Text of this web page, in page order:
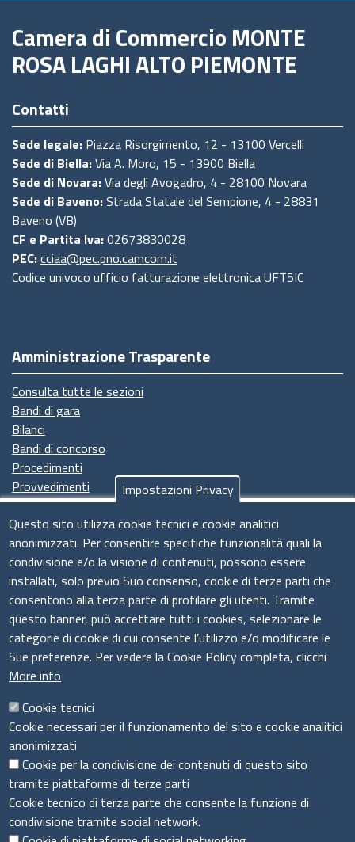
Camera di Commercio MONTE
ROSA LAGHI ALTO PIEMONTE
Contatti
Sede legale: Piazza Risorgimento, 12 - 13100 Vercelli
Sede di Biella:Via A. Moro, 15 - 13900 Biella
Sede di Novara:Via degli Avogadro, 4 - 28100 Novara
Sede di Baveno:Strada Statale del Sempione, 4 - 28831
Baveno (VB)
CF e Partita Iva:02673830028
PEC:cciaa@pec.pno.camcom.it
Codice univoco ufficio fatturazione elettronica UFT5IC
Amministrazione Trasparente
Consulta tutte le sezioni
Bandi di gara
Bilanci
Bandi di concorso
Procedimenti
Provvedimenti
Seguici su
Il sistema camerale
Impostazioni Privacy
Questo sito utilizza cookie tecnici e cookie analitici
anonimizzati. Per consentire specifiche funzionalità quali la
condivisione e/o la visione di contenuti, possono essere
installati, solo previo Suo consenso, cookie di terze parti che
consentono alla terza parte di profilare gli utenti. Tramite
questo banner, può accettare tutti i cookies, selezionare le
categorie di cookie di cui consente l’utilizzo e/o modificare le
Sue preferenze. Per vedere la Cookie Policy completa, clicchi
More info
Cookie tecnici
Cookie necessari per il funzionamento del sito e cookie analitici
anonimizzati
Cookie per la condivisione dei contenuti di questo sito
tramite piattaforme di terze parti
Cookie tecnico di terza parte che consente la funzione di
condivisione tramite social network.